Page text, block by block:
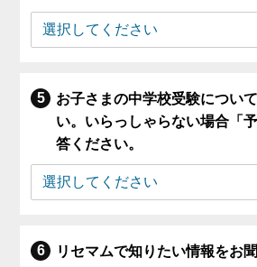
お子さまの中学校受験につい
い。いらっしゃらない場合「
答ください。
リセマムで知りたい情報をお